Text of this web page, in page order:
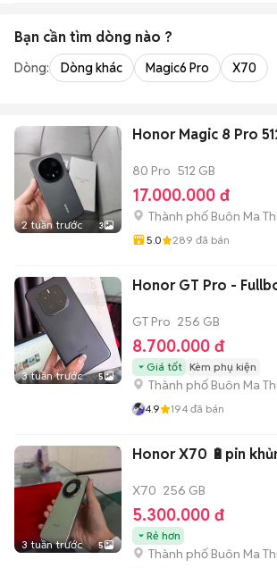
Bạn cần tìm dòng nào ?
Dòng: Dòng khác Magic6 Pro X70
2 tuần trước 3
Honor Magic 8 Pro
80 Pro 512 GB
17.000.000 đ
Thành phố Buôn Ma
5.0 289 đã bán
3 tuần trước 5
Honor GT Pro -
GT Pro 256 GB
8.700.000 đ
Giá tốt Kèm phụ kiện
Thành phố Buôn Ma
4.9 194 đã bán
3 tuần trước 5
Honor X70 🔋pin
X70 256 GB
5.300.000 đ
Rẻ hơn
Thành phố Buôn Ma